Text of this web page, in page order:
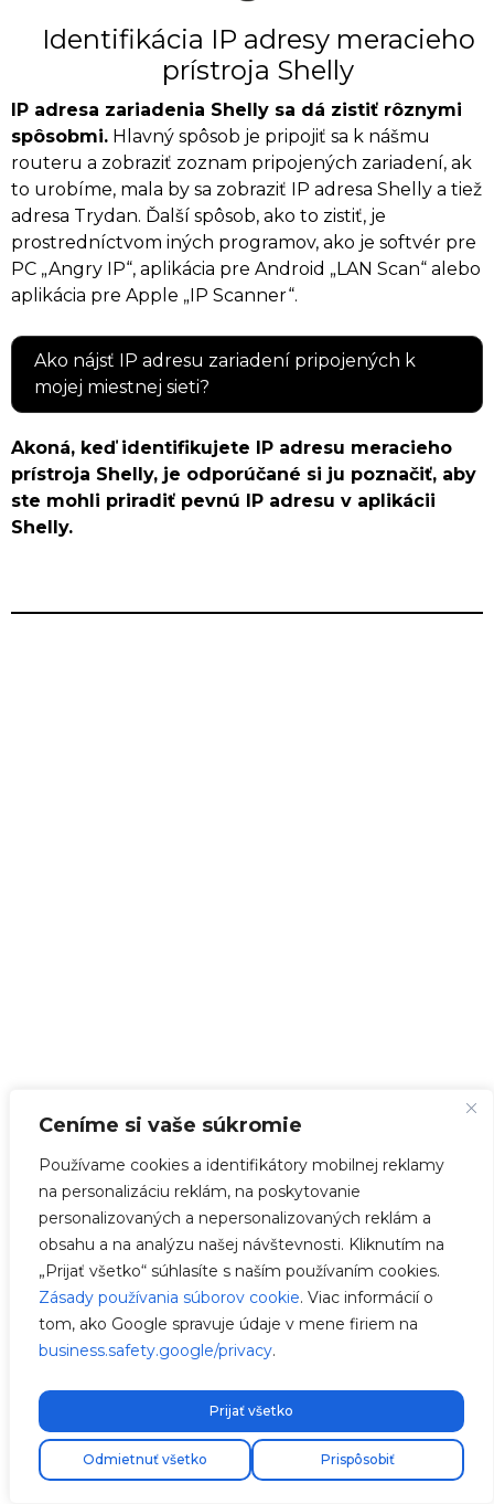
Ceníme si vaše súkromie
Používame cookies a identifikátory mobilnej reklamy
na personalizáciu reklám, na poskytovanie
personalizovaných a nepersonalizovaných reklám a
obsahu a na analýzu našej návštevnosti. Kliknutím na
„Prijať všetko“ súhlasíte s naším používaním cookies.
Zásady používania súborov cookie. Viac informácií o
tom, ako Google spravuje údaje v mene firiem na
business.safety.google/privacy.
Prispôsobiť
Odmietnuť všetko
Prijať všetko
Identifikácia IP adresy meracieho
prístroja Shelly
IP adresa zariadenia Shelly sa dá zistiť rôznymi
spôsobmi. Hlavný spôsob je pripojiť sa k nášmu
routeru a zobraziť zoznam pripojených zariadení, ak
to urobíme, mala by sa zobraziť IP adresa Shelly a tiež
adresa Trydan. Ďalší spôsob, ako to zistiť, je
prostredníctvom iných programov, ako je softvér pre
PC „Angry IP“, aplikácia pre Android „LAN Scan“ alebo
aplikácia pre Apple „IP Scanner“.
Ako nájsť IP adresu zariadení pripojených k
mojej miestnej sieti?
Akoná, keď identifikujete IP adresu meracieho
prístroja Shelly, je odporúčané si ju poznačiť, aby
ste mohli priradiť pevnú IP adresu v aplikácii
Shelly.